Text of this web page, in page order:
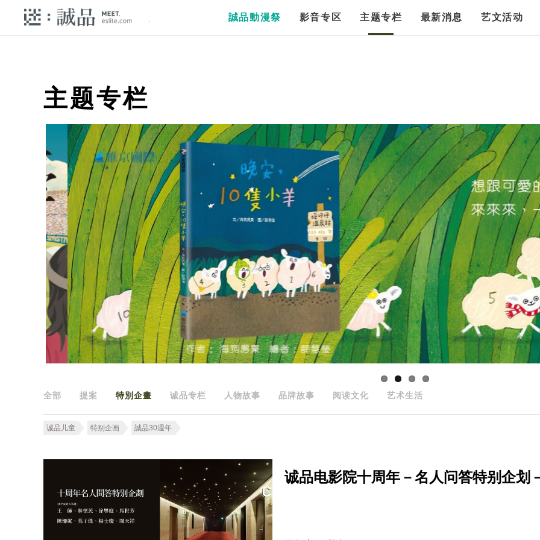
誠品動漫祭 影音专区 主题专栏 最新消息 艺文活动
主题专栏
全部 提案 特別企畫 诚品专栏 人物故事 品牌故事 阅读文化 艺术生活
诚品儿童 特别企画 誠品30週年
诚品电影院十周年－名人问答特别企划